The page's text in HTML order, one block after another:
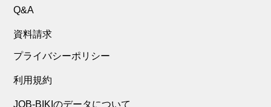
Q&A
資料請求
プライバシーポリシー
利用規約
JOB-BIKIのデータについて